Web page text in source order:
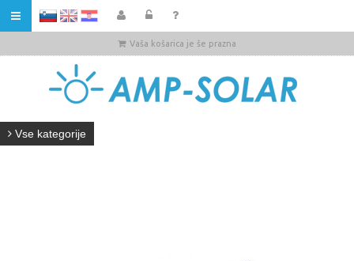
HR
Vaša košarica je še prazna
Vse kategorije